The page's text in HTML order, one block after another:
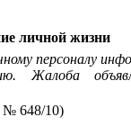
личной жизни
персоналу
Жалоба
№ 648/10)